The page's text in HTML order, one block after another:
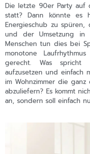
Die letzte 90er Party auf
statt? Dann könnte es
Energieschub zu
und der Umsetzung in
Menschen tun dies bei
monotone
gerecht. Was spricht
aufzusetzen und einfach
im Wohnzimmer die
abzuliefern? Es kommt
an, sondern soll einfach